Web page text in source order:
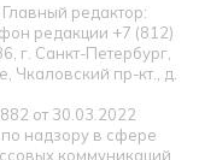
редактор:
редакции +7 (812)
г. Санкт-Петербург,
Чкаловский пр-кт., д.
от 30.03.2022
надзору в сфере
коммуникаций